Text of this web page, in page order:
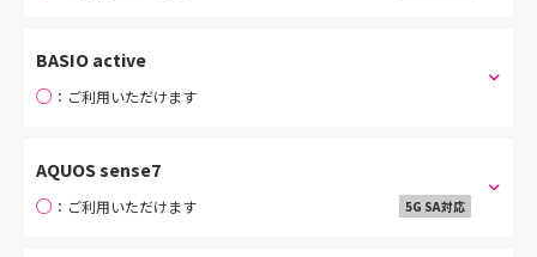
BASIO active
○ ：ご利用いただけます
AQUOS sense7
○ ：ご利用いただけます 5G SA対応